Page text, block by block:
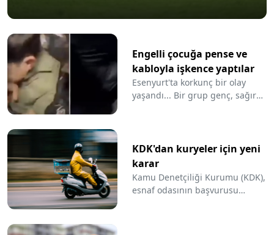
Engelli çocuğa pense ve
kabloyla işkence yaptılar
Esenyurt'ta korkunç bir olay
yaşandı... Bir grup genç, sağır
işkence yapan şahısların
yakalandığı öğrenildi.
KDK'dan kuryeler için yeni
karar
Kamu Denetçiliği Kurumu (KDK),
esnaf odasının başvurusu